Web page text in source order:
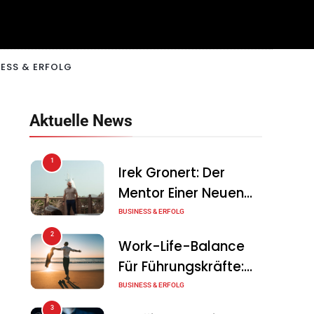
& ERFOLG
Aktuelle News
1
Irek Gronert: Der
Mentor Einer Neuen
Generation Von
BUSINESS & ERFOLG
2
Work-Life-Balance
Für Führungskräfte:
Illusion Oder Echte
BUSINESS & ERFOLG
3